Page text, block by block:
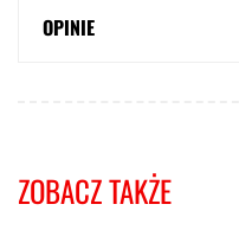
OPINIE
ZOBACZ TAKŻE